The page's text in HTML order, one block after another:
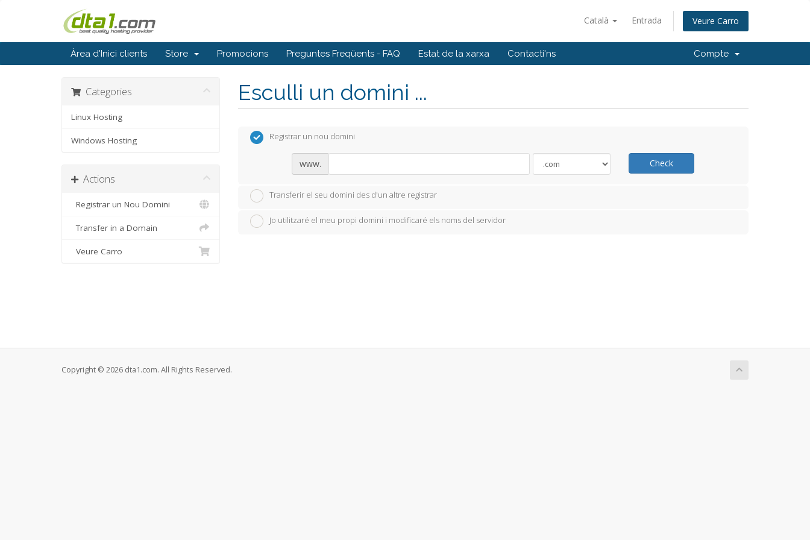
Català Entrada Veure Carro
Àrea d'Inici clients Store Promocions Preguntes Freqüents - FAQ Estat de la xarxa Contacti'ns Compte
Esculli un domini ...
Categories
Linux Hosting
Windows Hosting
Actions
Registrar un Nou Domini
Transfer in a Domain
Veure Carro
Registrar un nou domini
www. Check
Transferir el seu domini des d'un altre registrar
Jo utilitzaré el meu propi domini i modificaré els noms del servidor
Copyright © 2026 dta1.com. All Rights Reserved.